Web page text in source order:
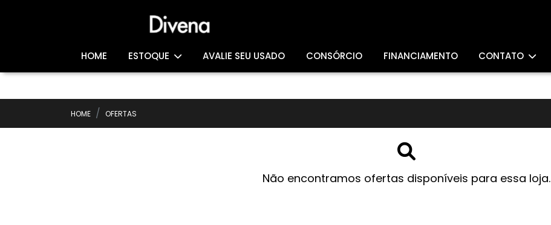
HOME ESTOQUE AVALIE SEU USADO CONSÓRCIO FINANCIAMENTO CONTATO
HOME OFERTAS
Não encontramos ofertas disponíveis para essa loja.